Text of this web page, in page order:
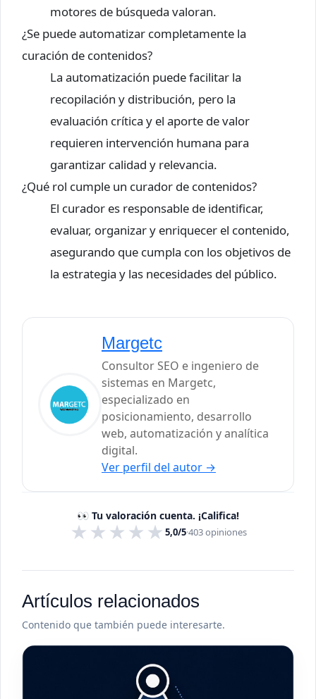
motores de búsqueda valoran.
¿Se puede automatizar completamente la
curación de contenidos?
La automatización puede facilitar la
recopilación y distribución, pero la
evaluación crítica y el aporte de valor
requieren intervención humana para
garantizar calidad y relevancia.
¿Qué rol cumple un curador de contenidos?
El curador es responsable de identificar,
evaluar, organizar y enriquecer el contenido,
asegurando que cumpla con los objetivos de
la estrategia y las necesidades del público.
Margetc
Consultor SEO e ingeniero de
sistemas en Margetc,
especializado en
posicionamiento, desarrollo
web, automatización y analítica
digital.
Ver perfil del autor →
👀 Tu valoración cuenta. ¡Califica!
★
★
★
★
★ 5,0/5·403opiniones
Artículos relacionados
Contenido que también puede interesarte.